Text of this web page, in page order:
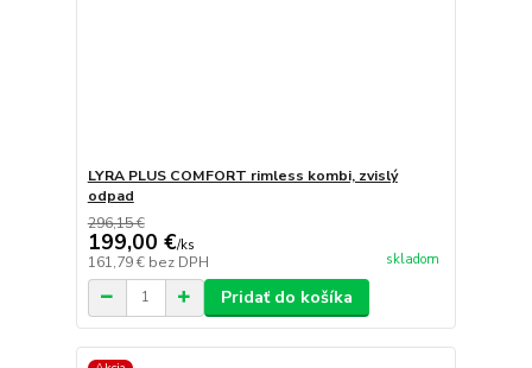
LYRA PLUS COMFORT rimless kombi, zvislý
odpad
296,15 €
199,00 €/ks
161,79 € bez DPH skladom
Pridať do košíka